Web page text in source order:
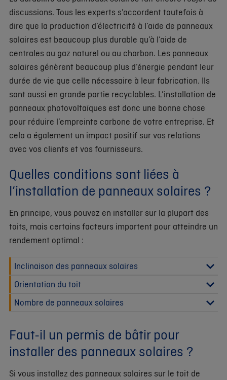
discussions. Tous les experts s’accordent toutefois à
dire que la production d’électricité à l’aide de panneaux
solaires est beaucoup plus durable qu’à l’aide de
centrales au gaz naturel ou au charbon. Les panneaux
solaires génèrent beaucoup plus d’énergie pendant leur
durée de vie que celle nécessaire à leur fabrication. Ils
sont aussi en grande partie recyclables. L’installation de
panneaux photovoltaïques est donc une bonne chose
pour réduire l’empreinte carbone de votre entreprise. Et
cela a également un impact positif sur vos relations
avec vos clients et vos fournisseurs.
Quelles conditions sont liées à
l’installation de panneaux solaires ?
En principe, vous pouvez en installer sur la plupart des
toits, mais certains facteurs importent pour atteindre un
rendement optimal :
Inclinaison des panneaux solaires
Orientation du toit
Nombre de panneaux solaires
Faut-il un permis de bâtir pour
installer des panneaux solaires ?
Si vous installez des panneaux solaires sur le toit de